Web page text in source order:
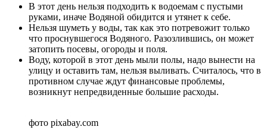
В этот день нельзя подходить к водоемам с пустыми
руками, иначе Водяной обидится и утянет к себе.
Нельзя шуметь у воды, так как это потревожит только
что проснувшегося Водяного. Разозлившись, он может
затопить посевы, огороды и поля.
Воду, которой в этот день мыли полы, надо вынести на
улицу и оставить там, нельзя выливать. Считалось, что в
противном случае ждут финансовые проблемы,
возникнут непредвиденные большие расходы.
фото pixabay.com